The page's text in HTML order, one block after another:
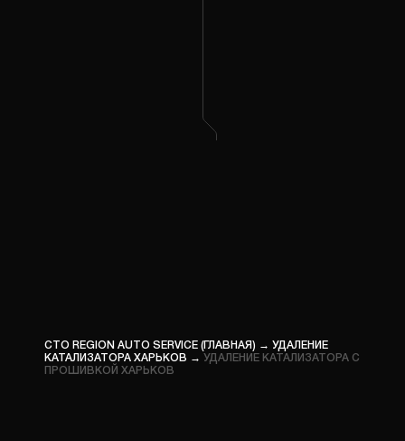
СТО REGION AUTO SERVICE (ГЛАВНАЯ) → УДАЛЕНИЕ
КАТАЛИЗАТОРА ХАРЬКОВ → УДАЛЕНИЕ КАТАЛИЗАТОРА С
ПРОШИВКОЙ ХАРЬКОВ